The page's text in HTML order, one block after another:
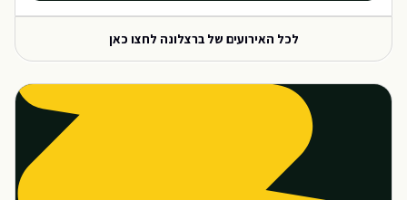
לכל האירועים שלברצלונה לחצו כאן